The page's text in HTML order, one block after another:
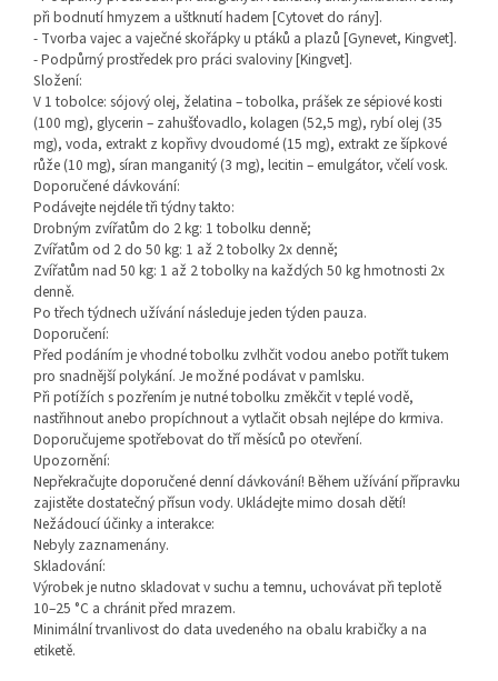
při bodnutí hmyzem a uštknutí hadem [Cytovet do rány].
- Tvorba vajec a vaječné skořápky u ptáků a plazů [Gynevet, Kingvet].
- Podpůrný prostředek pro práci svaloviny [Kingvet].
Složení:
V 1 tobolce: sójový olej, želatina – tobolka, prášek ze sépiové kosti
(100 mg), glycerin – zahušťovadlo, kolagen (52,5 mg), rybí olej (35
mg), voda, extrakt z kopřivy dvoudomé (15 mg), extrakt ze šípkové
růže (10 mg), síran manganitý (3 mg), lecitin – emulgátor, včelí vosk.
Doporučené dávkování:
Podávejte nejdéle tři týdny takto:
Drobným zvířatům do 2 kg: 1 tobolku denně;
Zvířatům od 2 do 50 kg: 1 až 2 tobolky 2x denně;
Zvířatům nad 50 kg: 1 až 2 tobolky na každých 50 kg hmotnosti 2x
denně.
Po třech týdnech užívání následuje jeden týden pauza.
Doporučení:
Před podáním je vhodné tobolku zvlhčit vodou anebo potřít tukem
pro snadnější polykání. Je možné podávat v pamlsku.
Při potížích s pozřením je nutné tobolku změkčit v teplé vodě,
nastřihnout anebo propíchnout a vytlačit obsah nejlépe do krmiva.
Doporučujeme spotřebovat do tří měsíců po otevření.
Upozornění:
Nepřekračujte doporučené denní dávkování! Během užívání přípravku
zajistěte dostatečný přísun vody. Ukládejte mimo dosah dětí!
Nežádoucí účinky a interakce:
Nebyly zaznamenány.
Skladování:
Výrobek je nutno skladovat v suchu a temnu, uchovávat při teplotě
10–25 °C a chránit před mrazem.
Minimální trvanlivost do data uvedeného na obalu krabičky a na
etiketě.